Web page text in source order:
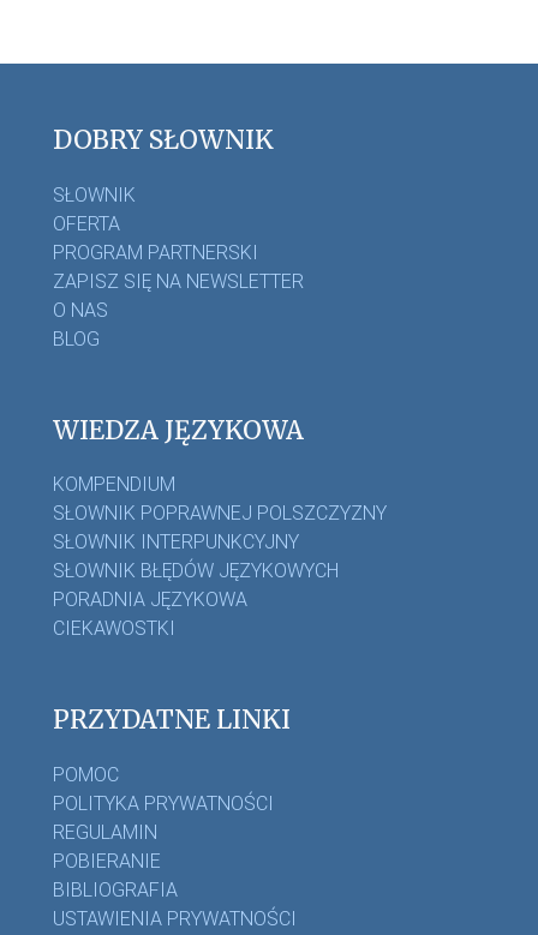
DOBRY SŁOWNIK
SŁOWNIK
OFERTA
PROGRAM PARTNERSKI
ZAPISZ SIĘ NA NEWSLETTER
O NAS
BLOG
WIEDZA JĘZYKOWA
KOMPENDIUM
SŁOWNIK POPRAWNEJ POLSZCZYZNY
SŁOWNIK INTERPUNKCYJNY
SŁOWNIK BŁĘDÓW JĘZYKOWYCH
PORADNIA JĘZYKOWA
CIEKAWOSTKI
PRZYDATNE LINKI
POMOC
POLITYKA PRYWATNOŚCI
REGULAMIN
POBIERANIE
BIBLIOGRAFIA
USTAWIENIA PRYWATNOŚCI